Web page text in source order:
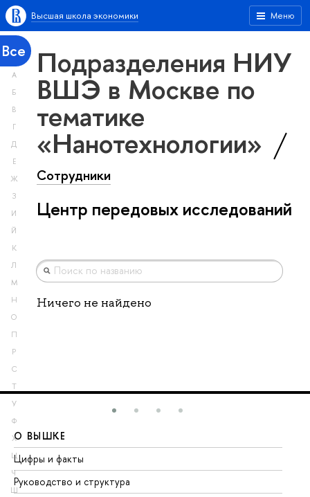
Меню
Высшая школа экономики
Все
А
Б
В
Г
Д
Е
Ж
З
И
Й
К
Л
М
Н
О
П
Р
С
Т
У
Ф
Х
Ц
Ч
Ш
Подразделения НИУ
ВШЭ в Москве по
тематике
«Нанотехнологии»
Сотрудники
Центр передовых исследований
Ничего не найдено
О ВЫШКЕ
Цифры и факты
Руководство и структура